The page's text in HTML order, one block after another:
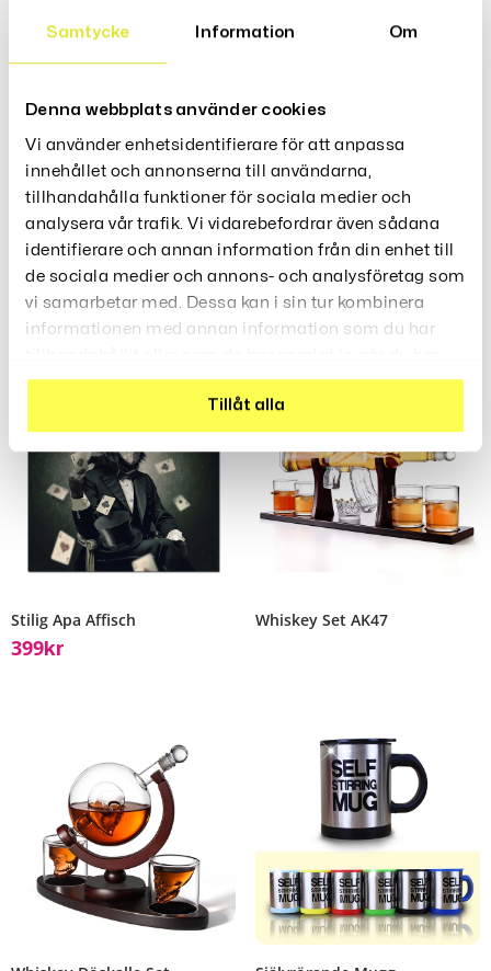
Samtycke Information Om
Denna webbplats använder cookies
Vi använder enhetsidentifierare för att anpassa
innehållet och annonserna till användarna,
tillhandahålla funktioner för sociala medier och
analysera vår trafik. Vi vidarebefordrar även sådana
identifierare och annan information från din enhet till
de sociala medier och annons- och analysföretag som
vi samarbetar med. Dessa kan i sin tur kombinera
informationen med annan information som du har
använt deras tjänster.
Tillåt alla
Storlek: ca 6 cm
Färg: Vit
Recensioner (0)
Relaterade Produkter
Stilig Apa Affisch
399Kr
Whiskey Set AK47